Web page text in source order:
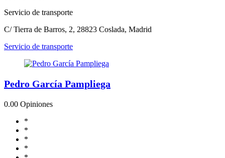
Servicio de transporte
C/ Tierra de Barros, 2, 28823 Coslada, Madrid
Servicio de transporte
Pedro García Pampliega
0.00 Opiniones
*
*
*
*